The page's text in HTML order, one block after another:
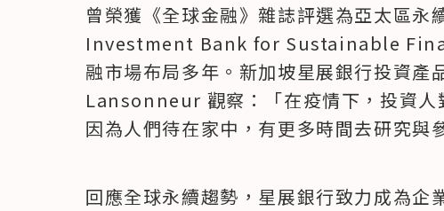
曾榮獲《全球金融》雜誌評選為亞太區
Investment Bank for Sustainable
融市場布局多年。新加坡星展銀行投資產
Lansonneur 觀察：「在疫情下，投資人
因為人們待在家中，有更多時間去研究與
回應全球永續趨勢，星展銀行致力成為企